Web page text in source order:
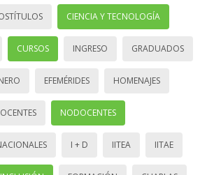
CIENCIA Y TECNOLOGÍA
CURSOS INGRESO GRADUADOS
EFEMÉRIDES HOMENAJES
NODOCENTES
I + D IITEA IITAE